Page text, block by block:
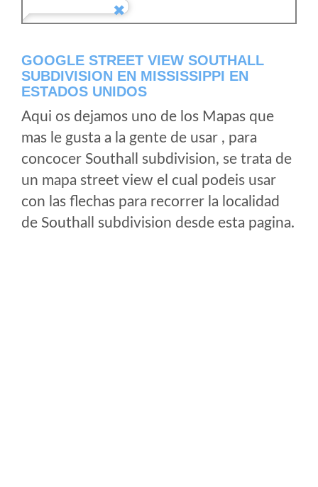
GOOGLE STREET VIEW SOUTHALL
SUBDIVISION EN MISSISSIPPI EN
ESTADOS UNIDOS
Aqui os dejamos uno de los Mapas que
mas le gusta a la gente de usar , para
concocer Southall subdivision, se trata de
un mapa street view el cual podeis usar
con las flechas para recorrer la localidad
de Southall subdivision desde esta pagina.